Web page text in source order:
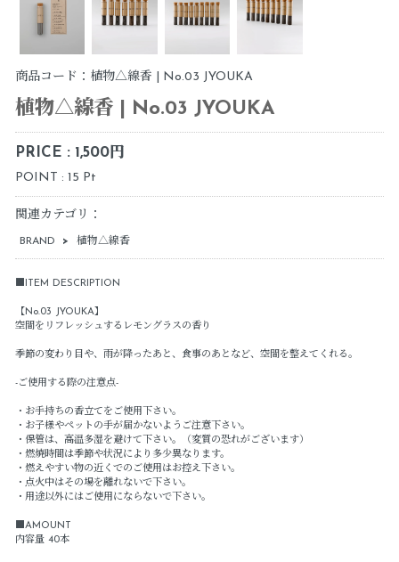
商品コード：植物△線香 | No.03 JYOUKA
植物△線香 | No.03 JYOUKA
PRICE : 1,500円
POINT : 15 Pt
関連カテゴリ：
BRAND > 植物△線香
■ITEM DESCRIPTION
【No.03 JYOUKA】
空間をリフレッシュするレモングラスの香り
季節の変わり目や、雨が降ったあと、食事のあとなど、空間を整えてくれる。
-ご使用する際の注意点-
・お手持ちの香立てをご使用下さい。
・お子様やペットの手が届かないようご注意下さい。
・保管は、高温多湿を避けて下さい。（変質の恐れがございます）
・燃焼時間は季節や状況により多少異なります。
・燃えやすい物の近くでのご使用はお控え下さい。
・点火中はその場を離れないで下さい。
・用途以外にはご使用にならないで下さい。
■AMOUNT
内容量 40本